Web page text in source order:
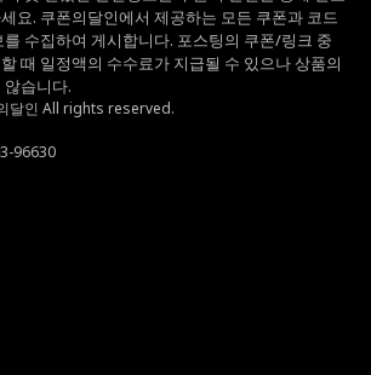
요. 쿠폰의달인에서 제공하는 모든 쿠폰과 코드
수집하여 게시합니다. 포스팅의 쿠폰/링크 중
때 일정액의 수수료가 지급될 수 있으나상품의
습니다.
달인 All rights reserved.
96630